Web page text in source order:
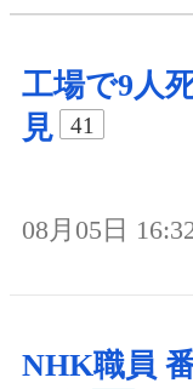
工場で9人
見
41
08月05日
NHK職員